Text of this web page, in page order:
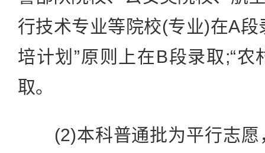
行技术专业等院校(专业)在A段
培计划”原则上在B段录取;“农
取。
(2)本科普通批为平行志愿